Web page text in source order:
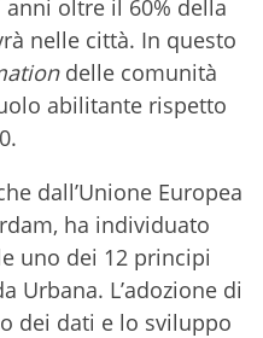
oltre il 60% della
nelle città. In questo
delle comunità
abilitante rispetto
dall’Unione Europea
ha individuato
uno dei 12 principi
Urbana. L’adozione di
dei dati e lo sviluppo